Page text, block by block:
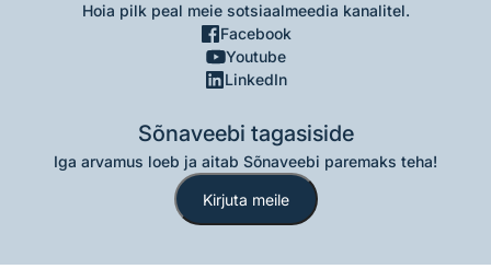
Hoia pilk peal meie sotsiaalmeedia kanalitel.
Facebook
Youtube
LinkedIn
Sõnaveebi tagasiside
Iga arvamus loeb ja aitab Sõnaveebi paremaks teha!
Kirjuta meile